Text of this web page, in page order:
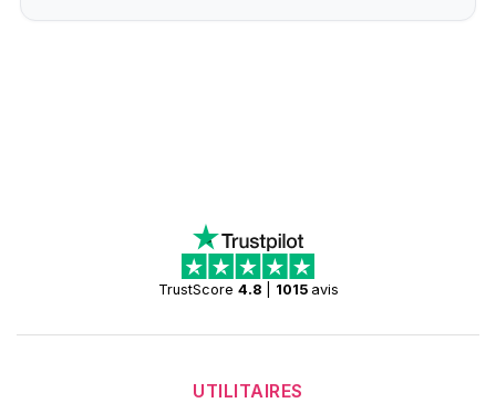
TrustScore 4.8 1015 avis
UTILITAIRES